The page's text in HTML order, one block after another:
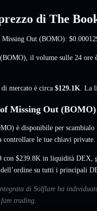
di The
Out (BOMO):
il volume sulle 24 ore
mercato è circa $129.1K . La
Missing Out
è disponibile per scambialo
controllare le tue chiavi private.
con $239.8K in liquidità
su tutti i principali
di Solflare ha
trading.